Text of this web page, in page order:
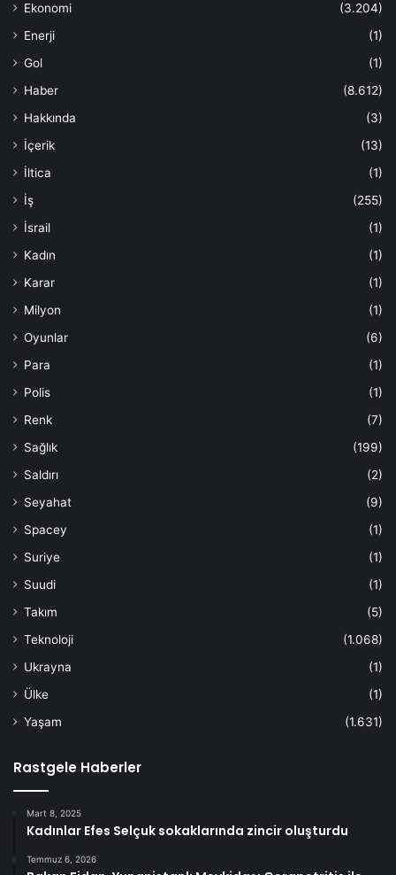
Ekonomi
(3.204)
Enerji
(1)
Gol
(1)
Haber
(8.612)
Hakkında
(3)
İçerik
(13)
İltica
(1)
İş
(255)
İsrail
(1)
Kadın
(1)
Karar
(1)
Milyon
(1)
Oyunlar
(6)
Para
(1)
Polis
(1)
Renk
(7)
Sağlık
(199)
Saldırı
(2)
Seyahat
(9)
Spacey
(1)
Suriye
(1)
Suudi
(1)
Takım
(5)
Teknoloji
(1.068)
Ukrayna
(1)
Ülke
(1)
Yaşam
(1.631)
Rastgele Haberler
Mart 8, 2025
Kadınlar Efes Selçuk sokaklarında zincir oluşturdu
Temmuz 6, 2026